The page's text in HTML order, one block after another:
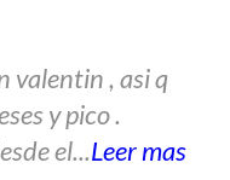
valentin , asi q
y pico .
el...Leer mas